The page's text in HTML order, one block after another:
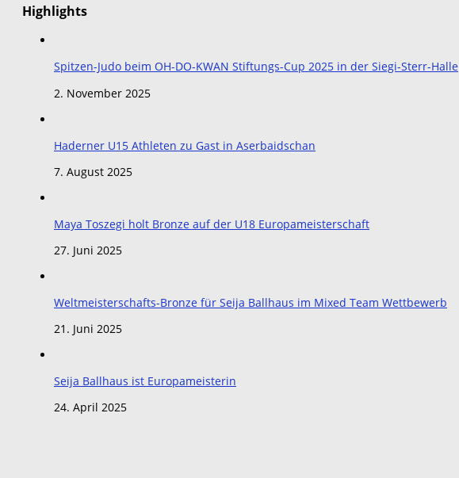
Highlights
Spitzen-Judo beim OH-DO-KWAN Stiftungs-Cup 2025 in der Siegi-Sterr-Halle
2. November 2025
Haderner U15 Athleten zu Gast in Aserbaidschan
7. August 2025
Maya Toszegi holt Bronze auf der U18 Europameisterschaft
27. Juni 2025
Weltmeisterschafts-Bronze für Seija Ballhaus im Mixed Team Wettbewerb
21. Juni 2025
Seija Ballhaus ist Europameisterin
24. April 2025